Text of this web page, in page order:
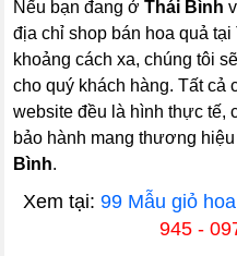
Nếu bạn đang ởThái Bình
địa chỉ shop bán hoa quả
khoảng cách xa, chúng tôi
cho quý khách hàng. Tất cả
website đều là hình thực tế,
bảo hành mang thương
Bình.
Xem tại: 99 Mẫu giỏ
945 -